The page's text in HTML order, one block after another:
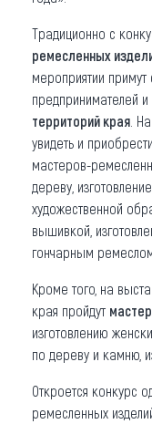
Традиционно с
ремесленных
мероприятии
предпринимателей
территорий края .
увидеть и
мастеров-
дереву,
художественной
вышивкой,
гончарным
Кроме того, на
края пройдут
изготовлению
по дереву и камню,
Откроется конкурс
ремесленных